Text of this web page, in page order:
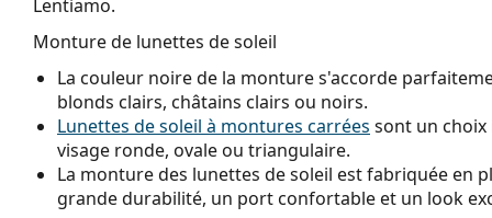
Lentiamo.
Monture de lunettes de soleil
La couleur noire de la monture s'accorde
blonds clairs, châtains clairs ou noirs.
Lunettes de soleil à montures carrées sont un
visage ronde, ovale ou triangulaire.
La monture des lunettes de soleil est fabriquée en
grande durabilité, un port confortable et un look